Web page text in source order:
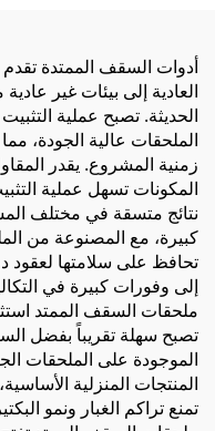
أدوات السقف الممتدة
العادية إلى بيئات غير
الحديثة. تصبح عملية
الملحقات عالية الجودة،
زمنية المشروع. يقدر
المكونات تسهل عملية
نتائج متسقة في مختلف
كبيرة، مع المصنوعة من
تحافظ على سلامتها لعقود
إلى وفورات كبيرة في
ملحقات السقف الممتد
تصبح سهلة تقريباً بفضل
الموجودة على الملحقات
المنتجات المنزلية
تمنع تراكم الغبار ونمو